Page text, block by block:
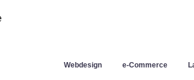
Webdesign e-Commerce